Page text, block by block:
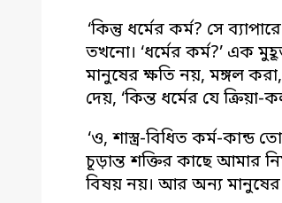
‘কিন্তু ধর্মের কর্ম? সে
তখনো। ‘ধর্মের কর্ম?’ এক
মানুষের ক্ষতি নয়, মঙ্গল
দেয়, ‘কিন্ত ধর্মের যে
‘ও, শাস্ত্র-বিধিত কর্ম-
চূড়ান্ত শক্তির কাছে আমার
বিষয় নয়। আর অন্য মানুষের